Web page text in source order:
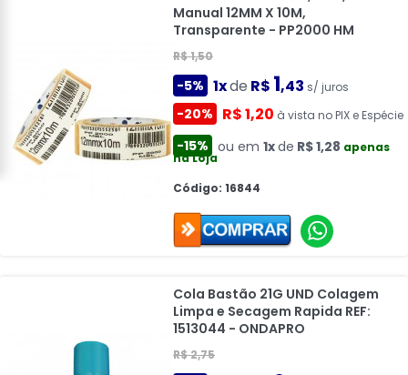
Manual 12MM X 10M,
Transparente - PP2000 HM
R$ 1,50
-5% 1xde R$ 1,43 s/ juros
-20% R$ 1,20 à vista no PIX e Espécie
-15% ou em 1xde R$ 1,28 apenas
na Loja
Código: 16844
Cola Bastão 21G UND Colagem
Limpa e Secagem Rapida REF:
1513044 - ONDAPRO
R$ 2,75